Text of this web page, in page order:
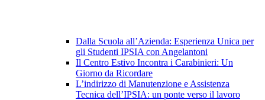
Dalla Scuola all’Azienda: Esperienza Unica per
gli Studenti IPSIA con Angelantoni
Il Centro Estivo Incontra i Carabinieri: Un
Giorno da Ricordare
L’indirizzo di Manutenzione e Assistenza
Tecnica dell’IPSIA: un ponte verso il lavoro